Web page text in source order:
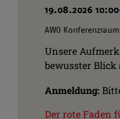
19.08.2026
AWO
Unsere
bewusster Blick
Anmeldung:
Der rote Faden